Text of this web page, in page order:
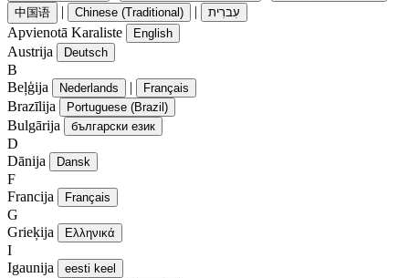
中国语 | Chinese (Traditional) | עִברִית
Apvienotā Karaliste English
Austrija Deutsch
B
Beļģija
Nederlands | Français
Brazīlija Portuguese (Brazil)
Bulgārija български език
D
Dānija
Dansk
F
Francija
Français
G
Grieķija
Ελληνικά
I
Igaunija
eesti keel